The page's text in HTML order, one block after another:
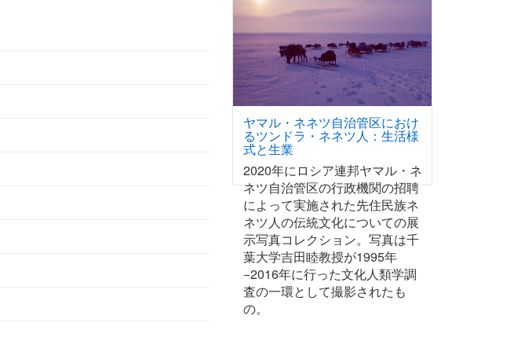
ヤマル・ネネツ自治管区におけ
るツンドラ・ネネツ人：生活様
式と生業
2020年にロシア連邦ヤマル・ネ
ネツ自治管区の行政機関の招聘
によって実施された先住民族ネ
ネツ人の伝統文化についての展
示写真コレクション。写真は千
葉大学吉田睦教授が1995年
−2016年に行った文化人類学調
査の一環として撮影されたも
の。